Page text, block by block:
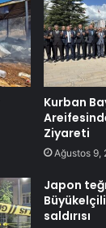
Kurban
Ziyareti
Ağustos 9,
Japon
saldırısı